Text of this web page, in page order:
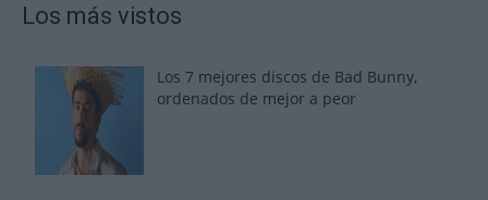
Los más vistos
Los 7 mejores discos de Bad Bunny,
ordenados de mejor a peor